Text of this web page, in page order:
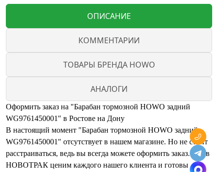
ОПИСАНИЕ
КОММЕНТАРИИ
ТОВАРЫ БРЕНДА HOWO
АНАЛОГИ
Оформить заказ на "Барабан тормозной HOWO задний
WG9761450001" в Ростове на Дону
В настоящий момент "Барабан тормозной HOWO задний
WG9761450001" отсутствует в нашем магазине. Но не стоит
расстраиваться, ведь вы всегда можете оформить заказ. Мы в
НОВОТРАК ценим каждого нашего клиента и готовы